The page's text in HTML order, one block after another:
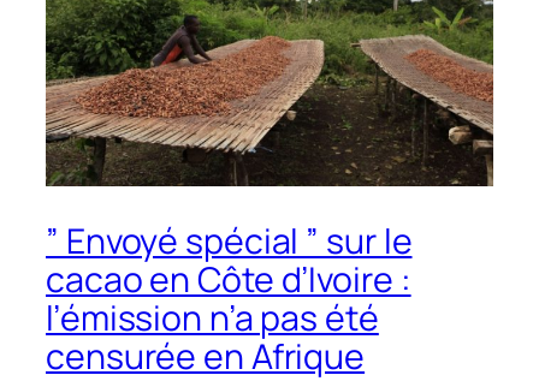
” Envoyé spécial ” sur le
cacao en Côte d’Ivoire :
l’émission n’a pas été
censurée en Afrique